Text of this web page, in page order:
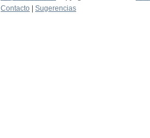
Contacto
Sugerencias